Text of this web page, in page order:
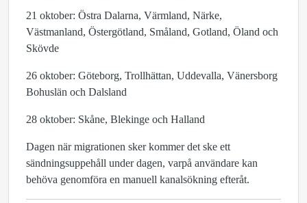
21 oktober: Östra Dalarna, Värmland, Närke,
Västmanland, Östergötland, Småland, Gotland, Öland och
Skövde
26 oktober: Göteborg, Trollhättan, Uddevalla, Vänersborg
Bohuslän och Dalsland
28 oktober: Skåne, Blekinge och Halland
Dagen när migrationen sker kommer det ske ett
sändningsuppehåll under dagen, varpå användare kan
behöva genomföra en manuell kanalsökning efteråt.